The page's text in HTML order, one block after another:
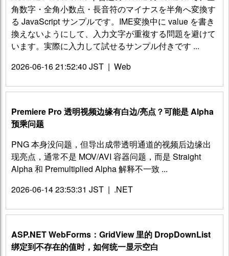
角数字・全角小数点・長音符のマイナスを半角へ変換す
る JavaScript サンプルです。IME変換中に value を書き
換えないようにして、入力文字が重複する問題を避けて
います。実際に入力して試せるサンプル付きです ...
2026-06-16 21:52:40 JST | Web
Premiere Pro 透明视频边缘有白边/亮点？可能是 Alpha
预乘问题
PNG 本身没问题，但导出成带透明通道的视频后边缘出
现亮点，通常不是 MOV/AVI 容器问题，而是 Straight
Alpha 和 Premultiplied Alpha 解释不一致 ...
2026-06-14 23:53:31 JST | .NET
ASP.NET WebForms：GridView 里的 DropDownList
绑定到不存在的值时，如何统一显示空白